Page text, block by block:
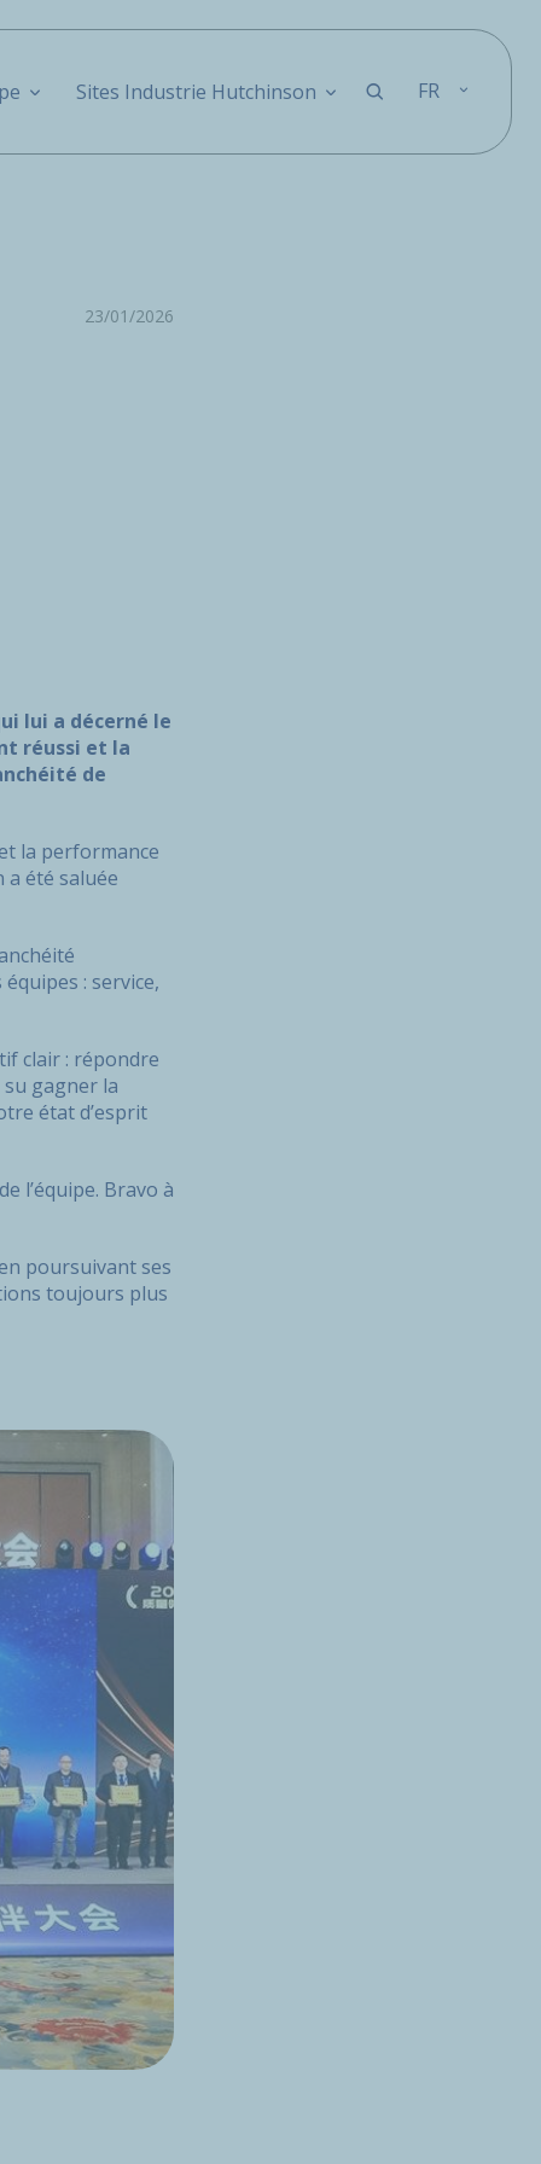
Sites Industrie Hutchinson FR
23/01/2026
lui a décerné le
réussi et la
de
la performance
été saluée
: service,
clair : répondre
su gagner la
état d’esprit
l’équipe. Bravo à
poursuivant ses
toujours plus